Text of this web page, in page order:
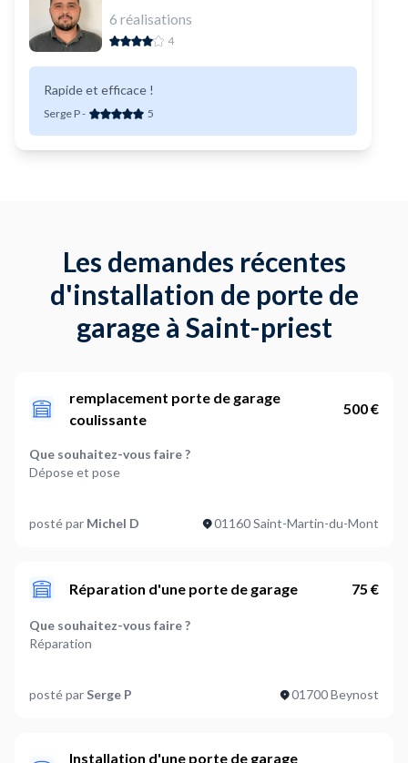
6 réalisations
4
Rapide et efficace !
Serge P- 5
Les demandes récentes
d'installation de porte de
garage à Saint-priest
remplacement porte de garage
coulissante
500 €
Que souhaitez-vous faire ?
Dépose et pose
Coulissante
A définir ensemble
Est-ce qu'il faut prévoir des travaux sur le support ?
A définir ensemble
Oui
posté par Michel D 01160 Saint-Martin-du-Mont
Réparation d'une porte de garage 75 €
Que souhaitez-vous faire ?
Réparation
Basculante
Aluminium
posté par Serge P 01700 Beynost
Installation d'une porte de garage